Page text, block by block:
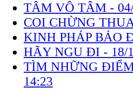
TÂM VÔ TÂM -
COI CHỪNG
KINH PHÁP BẢO
HÃY NGU ĐI - 18/
TÌM NHỮNG
14:23